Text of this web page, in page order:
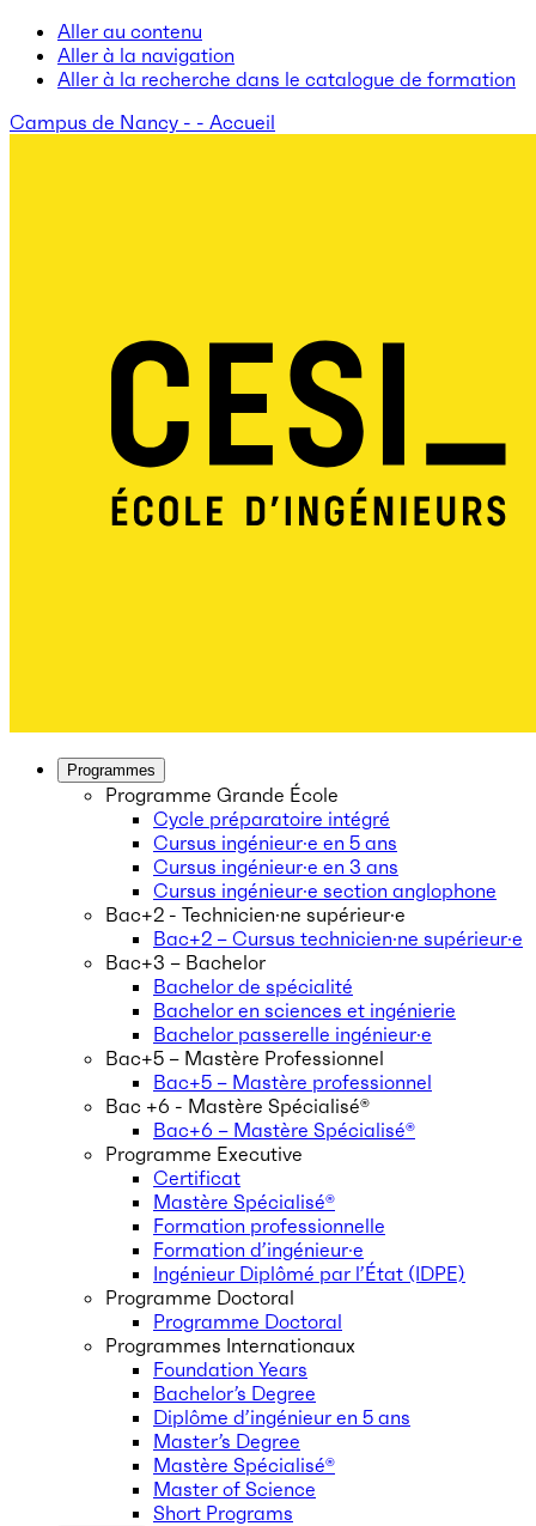
Aller au contenu
Aller à la navigation
Aller à la recherche dans le catalogue de formation
Campus de Nancy - - Accueil
Programmes
Programme Grande École
Cycle préparatoire intégré
Cursus ingénieur·e en 5 ans
Cursus ingénieur·e en 3 ans
Cursus ingénieur·e section anglophone
Bac+2 - Technicien·ne supérieur·e
Bac+2 – Cursus technicien·ne supérieur·e
Bac+3 – Bachelor
Bachelor de spécialité
Bachelor en sciences et ingénierie
Bachelor passerelle ingénieur·e
Bac+5 – Mastère Professionnel
Bac+5 – Mastère professionnel
Bac +6 - Mastère Spécialisé®
Bac+6 – Mastère Spécialisé®
Programme Executive
Certificat
Mastère Spécialisé®
Formation professionnelle
Formation d’ingénieur·e
Ingénieur Diplômé par l’État (IDPE)
Programme Doctoral
Programme Doctoral
Programmes Internationaux
Foundation Years
Bachelor’s Degree
Diplôme d’ingénieur en 5 ans
Master’s Degree
Mastère Spécialisé®
Master of Science
Short Programs